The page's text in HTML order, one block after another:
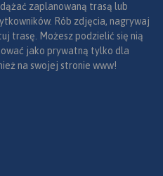
zaplanowaną trasą lub
Rób zdjęcia, nagrywaj
trasę. Możesz podzielić się nią
jako prywatną tylko dla
na swojej stronie www!